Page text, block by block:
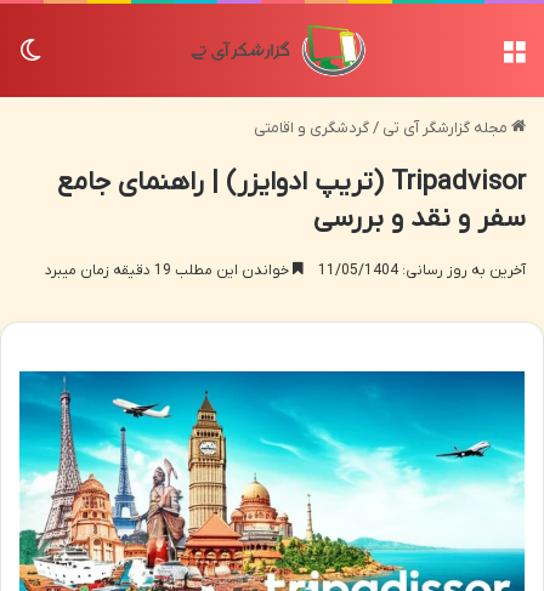
مجله گزارشگر آی تی /گردشگری و اقامتی
Tripadvisor (تریپ ادوایزر) | راهنمای جامع
سفر و نقد و بررسی
آخرین به روز رسانی: 11/05/1404 خواندن این مطلب 19 دقیقه زمان میبرد